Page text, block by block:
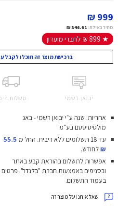
999 ₪
מחיר באילת: 846.61 ₪
★ 899 ₪ לחברי מועדון
ברכישת מוצר זה תוכלו לקבל עד 999 נקודות
יבואן רשמי משלוח
אחריות: שנה ע"י יבואן רשמי - באג
מולטיסיסטם בע"מ
עד 18 תשלומים ללא ריבית.
החל מ-55.5
₪לחודש.
אפשרות לתשלום בהוראת קבע באתר
ובסניפים באמצעות חברת "בלנדר". פרטים
בעמוד התשלום.
שאל אותנו על מוצר זה